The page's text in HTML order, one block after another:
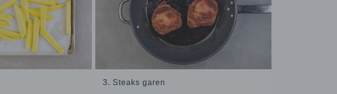
3. Steaks garen